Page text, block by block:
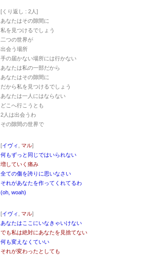
[くり返し : 2人]
あなたはその隙間に
私を見つけるでしょう
二つの世界が
出会う場所
手の届かない場所には行かない
あなたは私の一部だから
あなたはその隙間に
だから私を見つけるでしょう
あなたは一人にはならない
どこへ行こうとも
2人は出会うわ
その隙間の世界で
[イヴィ マル]
何もずっと同じではいられない
増していく痛み
全ての傷を誇りに思いなさい
それがあなたを作ってくれてるわ
(oh, woah)
[イヴィ マル]
あなたはここにいなきゃいけない
でも私は絶対にあなたを見捨てない
何も変えなくていい
それが変わったとしても